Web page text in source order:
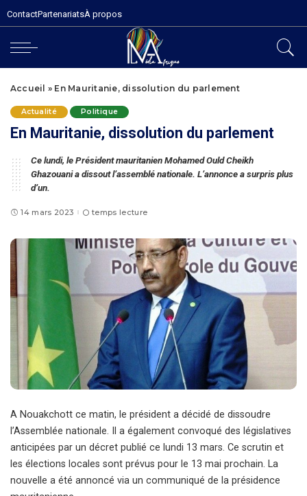
ContactPartenariatsÀ propos
Accueil » En Mauritanie, dissolution du parlement
Actualité Politique
En Mauritanie, dissolution du parlement
Ce lundi, le Président mauritanien Mohamed Ould Cheikh
Ghazouani a dissout l’assemblé nationale. L’annonce a surpris plus
d’un.
14 mars 2023 temps lecture
A Nouakchott ce matin, le président a décidé de dissoudre
l’Assemblée nationale. Il a également convoqué des législatives
anticipées par un décret publié ce lundi 13 mars. Ce scrutin et
les élections locales sont prévus pour le 13 mai prochain. La
nouvelle a été annoncé via un communiqué de la présidence